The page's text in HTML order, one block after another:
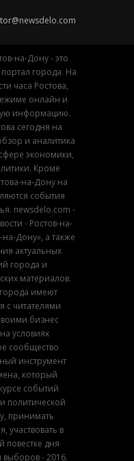
на-Дону - это
города. На
часа Ростова,
онлайн и
информацию.
сегодня на
и аналитика
экономики,
Кроме
на-Дону на
события
newsdelo.com -
- Ростов-на-
Дону», а также
актуальных
города и
материалов.
имеют
с читателями
бизнес
условиях
сообщество
инструмент
который
событий
политической
принимать
участвовать в
повестке дня
выборов - 2016.